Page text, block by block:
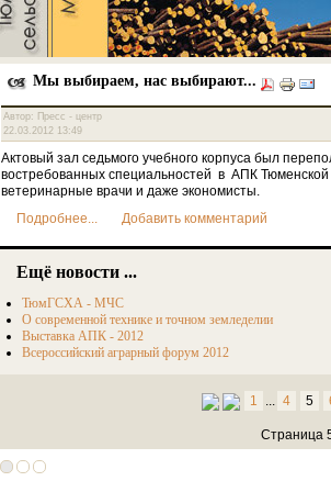
Мы выбираем, нас выбирают...
Автор: Пресс - центр
22.03.2012 13:49
Актовый зал седьмого учебного корпуса был
востребованных специальностей в АПК
ветеринарные врачи и даже экономисты.
Подробнее... Добавить комментарий
Ещё новости ...
ТюмГСХА - МЧС
О современной технике и точном земледелии
Выставка АПК - 2012
Всероссийский аграрный форум 2012
1 4 5
Страница